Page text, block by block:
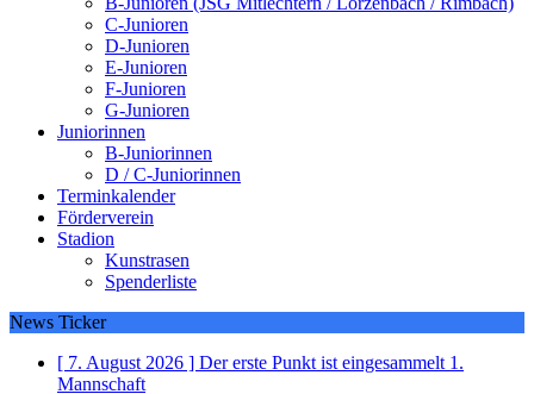
C-Junioren
D-Junioren
E-Junioren
F-Junioren
G-Junioren
Juniorinnen
B-Juniorinnen
D / C-Juniorinnen
Terminkalender
Förderverein
Stadion
Kunstrasen
Spenderliste
News Ticker
[ 7. August 2026 ] Der erste Punkt ist eingesammelt 1.
Mannschaft